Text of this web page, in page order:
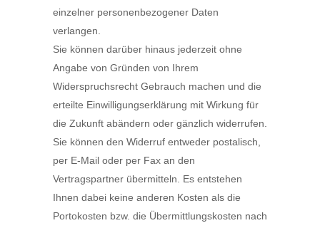
einzelner personenbezogener Daten
verlangen.
Sie können darüber hinaus jederzeit ohne
Angabe von Gründen von Ihrem
Widerspruchsrecht Gebrauch machen und die
erteilte Einwilligungserklärung mit Wirkung für
die Zukunft abändern oder gänzlich widerrufen.
Sie können den Widerruf entweder postalisch,
per E-Mail oder per Fax an den
Vertragspartner übermitteln. Es entstehen
Ihnen dabei keine anderen Kosten als die
Portokosten bzw. die Übermittlungskosten nach